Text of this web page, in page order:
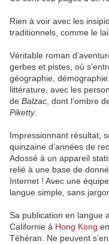
Rien à voir avec les
traditionnels, comme le
Véritable roman
gerbes et pistes, où
géographie,
littérature, avec les
de Balzac , dont l’ombre
Piketty.
Impressionnant résultat,
quinzaine d’années de
Adossé à un appareil
relié à une base de
Internet ! Avec une
langue simple, sans
Sa publication en langue
Californie à Hong Kong
Téhéran. Ne peuvent